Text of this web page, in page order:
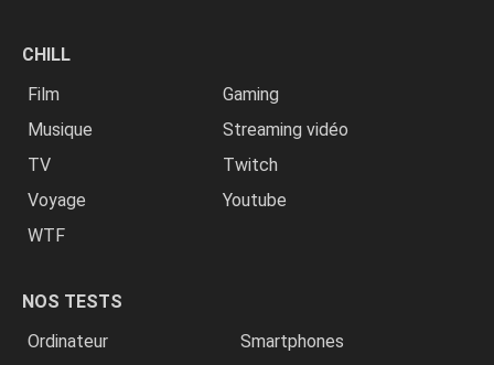
CHILL
Film
Gaming
Musique
Streaming vidéo
TV
Twitch
Voyage
Youtube
WTF
NOS TESTS
Ordinateur
Smartphones